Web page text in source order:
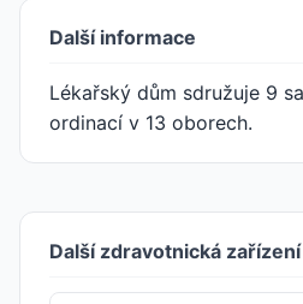
Další informace
Lékařský dům sdružuje 9
ordinací v 13 oborech.
Další zdravotnická